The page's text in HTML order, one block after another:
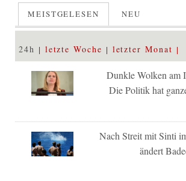
MEISTGELESEN NEU
24h letzte Woche letzter Monat
Dunkle Wolken am
Die Politik hat
Nach Streit mit Sinti
ändert